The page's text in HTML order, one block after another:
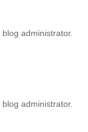
administrator.
administrator.